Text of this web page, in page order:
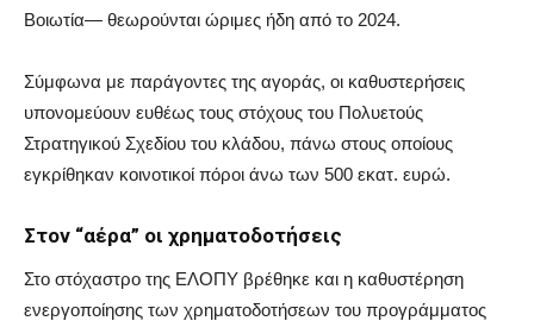
Βοιωτία— θεωρούνται ώριμες ήδη από το 2024.
Σύμφωνα με παράγοντες της αγοράς, οι καθυστερήσεις
υπονομεύουν ευθέως τους στόχους του Πολυετούς
Στρατηγικού Σχεδίου του κλάδου, πάνω στους οποίους
εγκρίθηκαν κοινοτικοί πόροι άνω των 500 εκατ. ευρώ.
Στον “αέρα” οι χρηματοδοτήσεις
Στο στόχαστρο της ΕΛΟΠΥ βρέθηκε και η καθυστέρηση
ενεργοποίησης των χρηματοδοτήσεων του προγράμματος